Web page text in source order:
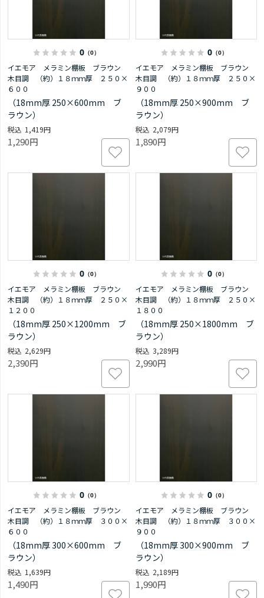
0 （0）
イエモア メラミン棚板 ブラウン
木目調 （約）１８ｍｍ厚 ２５０×
６００
（18mm厚 250×600mm ブ
ラウン）
1,419円
1,290円
0（0）
イエモア メラミン棚板 ブラウン
木目調 （約）１８ｍｍ厚 ２５０×
９００
（18mm厚 250×900mm ブ
ラウン）
2,079円
1,890円
0 （0）
イエモア メラミン棚板 ブラウン
木目調 （約）１８ｍｍ厚 ２５０×
１２００
（18mm厚 250×1200mm ブ
ラウン）
2,629円
2,390円
0（0）
イエモア メラミン棚板 ブラウン
木目調 （約）１８ｍｍ厚 ２５０×
１８００
（18mm厚 250×1800mm ブ
ラウン）
3,289円
2,990円
0 （0）
イエモア メラミン棚板 ブラウン
木目調 （約）１８ｍｍ厚 ３００×
６００
（18mm厚 300×600mm ブ
ラウン）
1,639円
1,490円
0（0）
イエモア メラミン棚板 ブラウン
木目調 （約）１８ｍｍ厚 ３００×
９００
（18mm厚 300×900mm ブ
ラウン）
2,189円
1,990円